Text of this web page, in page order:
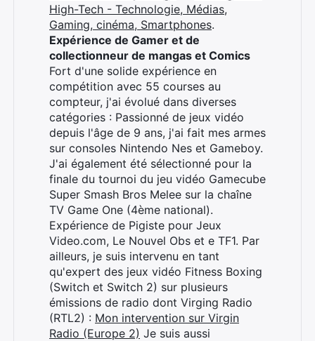
High-Tech - Technologie, Médias,
Gaming, cinéma, Smartphones.
Expérience de Gamer et de
collectionneur de mangas et Comics
Fort d'une solide expérience en
compétition avec 55 courses au
compteur, j'ai évolué dans diverses
catégories : Passionné de jeux vidéo
depuis l'âge de 9 ans, j'ai fait mes armes
sur consoles Nintendo Nes et Gameboy.
J'ai également été sélectionné pour la
finale du tournoi du jeu vidéo Gamecube
Super Smash Bros Melee sur la chaîne
TV Game One (4ème national).
Expérience de Pigiste pour Jeux
Video.com, Le Nouvel Obs et e TF1. Par
ailleurs, je suis intervenu en tant
qu'expert des jeux vidéo Fitness Boxing
(Switch et Switch 2) sur plusieurs
émissions de radio dont Virging Radio
(RTL2) : Mon intervention sur Virgin
Radio (Europe 2) Je suis aussi